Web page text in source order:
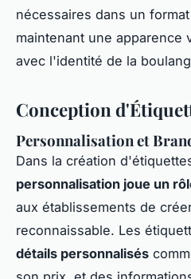
nécessaires dans un
maintenant une apparence
avec l'identité de la
Conception
Personnalisation et
Dans la création
personnalisation joue un
aux établissements de
reconnaissable. Les
détails personnalisés